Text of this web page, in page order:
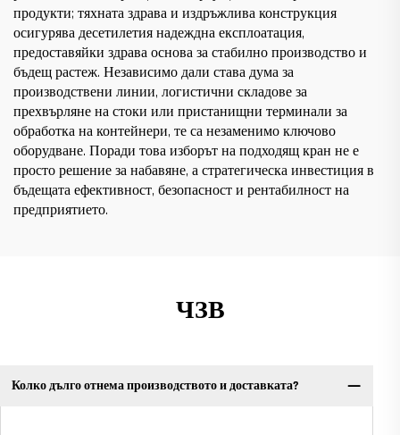
продукти; тяхната здрава и издръжлива конструкция
осигурява десетилетия надеждна експлоатация,
предоставяйки здрава основа за стабилно производство и
бъдещ растеж. Независимо дали става дума за
производствени линии, логистични складове за
прехвърляне на стоки или пристанищни терминали за
обработка на контейнери, те са незаменимо ключово
оборудване. Поради това изборът на подходящ кран не е
просто решение за набавяне, а стратегическа инвестиция в
бъдещата ефективност, безопасност и рентабилност на
предприятието.
ЧЗВ
Колко дълго отнема производството и доставката?